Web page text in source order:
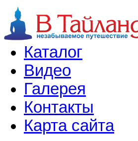
Каталог
Видео
Галерея
Контакты
Карта сайта